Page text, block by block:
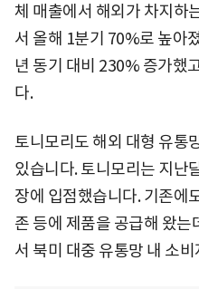
체 매출에서 해외가 차지하
서 올해 1분기 70%로 높아
년 동기 대비 230% 증가했
다.
토니모리도 해외 대형 유통
있습니다. 토니모리는 지난
장에 입점했습니다. 기존에
존 등에 제품을 공급해 왔
서 북미 대중 유통망 내 소